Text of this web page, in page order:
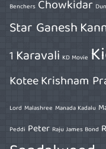
Benchers Chowkidar
Star Ganesh
1 Karavali KD Movie
KoteeKrishnam
Lord Malashree Manada Kadalu
Peddi Peter Raju James Bond